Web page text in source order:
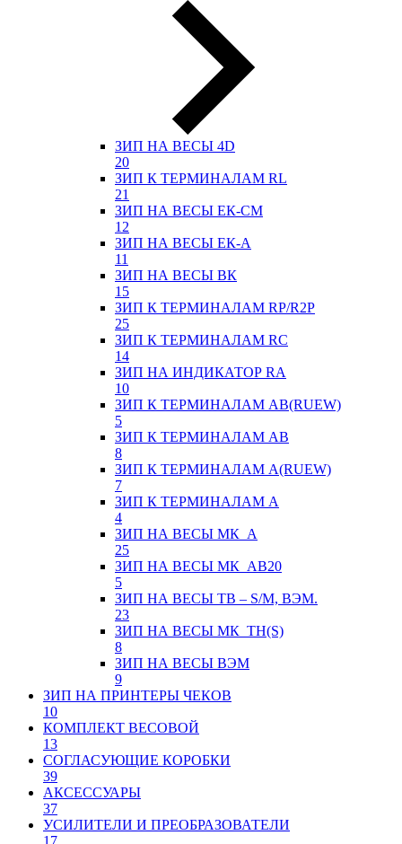
ЗИП НА ВЕСЫ 4D
20
ЗИП К ТЕРМИНАЛАМ RL
21
ЗИП НА ВЕСЫ ЕК-СМ
12
ЗИП НА ВЕСЫ ЕК-А
11
ЗИП НА ВЕСЫ ВК
15
ЗИП К ТЕРМИНАЛАМ RP/R2P
25
ЗИП К ТЕРМИНАЛАМ RC
14
ЗИП НА ИНДИКАТОР RA
10
ЗИП К ТЕРМИНАЛАМ АВ(RUEW)
5
ЗИП К ТЕРМИНАЛАМ АВ
8
ЗИП К ТЕРМИНАЛАМ А(RUEW)
7
ЗИП К ТЕРМИНАЛАМ А
4
ЗИП НА ВЕСЫ МК_А
25
ЗИП НА ВЕСЫ МК_АВ20
5
ЗИП НА ВЕСЫ ТВ – S/M, ВЭМ.
23
ЗИП НА ВЕСЫ МК_ТН(S)
8
ЗИП НА ВЕСЫ ВЭМ
9
ЗИП НА ПРИНТЕРЫ ЧЕКОВ
10
КОМПЛЕКТ ВЕСОВОЙ
13
СОГЛАСУЮЩИЕ КОРОБКИ
39
АКСЕССУАРЫ
37
УСИЛИТЕЛИ И ПРЕОБРАЗОВАТЕЛИ
17